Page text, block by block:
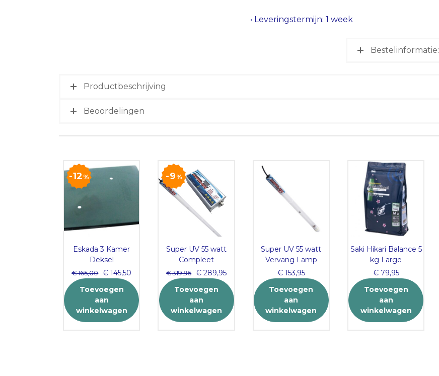
• Leveringstermijn: 1 week
Bestelinformatie:
Productbeschrijving
Beoordelingen
12%
Eskada 3 Kamer
Deksel
€165,00 Original
was:
€ 165,00.
€ 145,50
price
is:
€ 145,50.
Toevoegen
aan
winkelwagen
9%
Super UV 55 watt
Compleet
€319,95 Original
was:
€ 319,95.
€ 289,95Current
price
is:
€ 289,95.
Toevoegen
aan
winkelwagen
Super UV 55 watt
Vervang Lamp
€153,95
Toevoegen
aan
winkelwagen
Saki Hikari Balance 5
kg Large
€79,95
Toevoegen
aan
winkelwagen